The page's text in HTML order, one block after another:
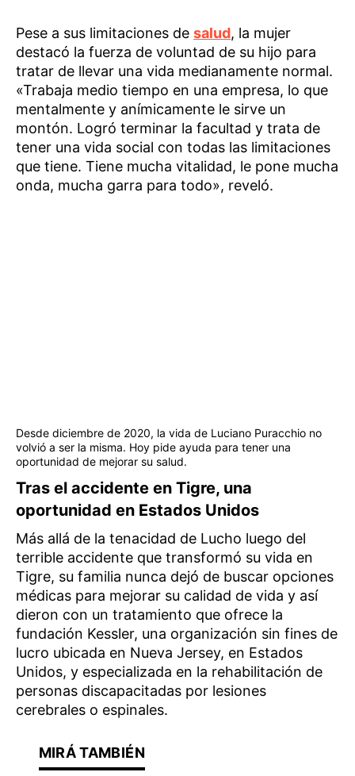
Pese a sus limitaciones de salud, la mujer
destacó la fuerza de voluntad de su hijo para
tratar de llevar una vida medianamente normal.
«Trabaja medio tiempo en una empresa, lo que
mentalmente y anímicamente le sirve un
montón. Logró terminar la facultad y trata de
tener una vida social con todas las limitaciones
que tiene. Tiene mucha vitalidad, le pone mucha
onda, mucha garra para todo», reveló.
Desde diciembre de 2020, la vida de Luciano Puracchio no
volvió a ser la misma. Hoy pide ayuda para tener una
oportunidad de mejorar su salud.
Tras el accidente en Tigre, una
oportunidad en Estados Unidos
Más allá de la tenacidad de Lucho luego del
terrible accidente que transformó su vida en
Tigre, su familia nunca dejó de buscar opciones
médicas para mejorar su calidad de vida y así
dieron con un tratamiento que ofrece la
fundación Kessler, una organización sin fines de
lucro ubicada en Nueva Jersey, en Estados
Unidos, y especializada en la rehabilitación de
personas discapacitadas por lesiones
cerebrales o espinales.